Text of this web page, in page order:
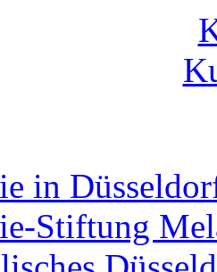
in
Stiftung